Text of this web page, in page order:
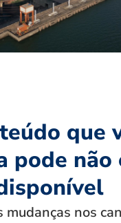
que
pode não
mudanças nos